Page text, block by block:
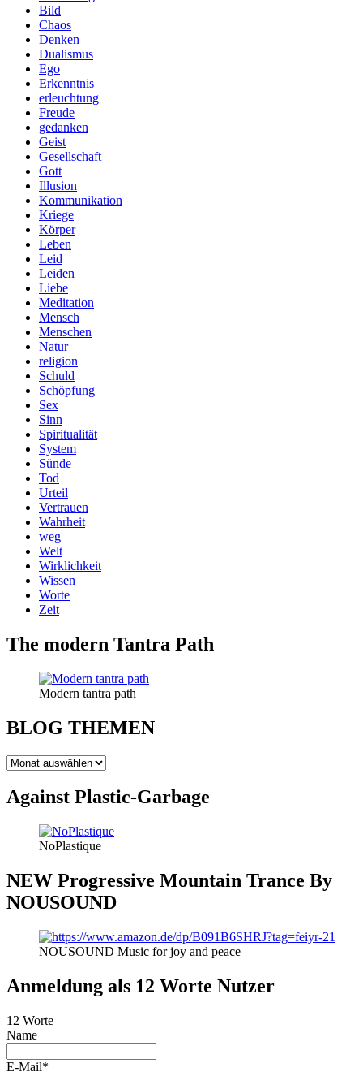
Bild
Chaos
Denken
Dualismus
Ego
Erkenntnis
erleuchtung
Freude
gedanken
Geist
Gesellschaft
Gott
Illusion
Kommunikation
Kriege
Körper
Leben
Leid
Leiden
Liebe
Meditation
Mensch
Menschen
Natur
religion
Schuld
Schöpfung
Sex
Sinn
Spiritualität
System
Sünde
Tod
Urteil
Vertrauen
Wahrheit
weg
Welt
Wirklichkeit
Wissen
Worte
Zeit
The modern Tantra Path
Modern tantra path
BLOG THEMEN
BLOG
Against Plastic-Garbage
NoPlastique
NEW Progressive Mountain Trance By
NOUSOUND
NOUSOUND Music for joy and peace
Anmeldung als 12 Worte Nutzer
12 Worte
Name
E-Mail*